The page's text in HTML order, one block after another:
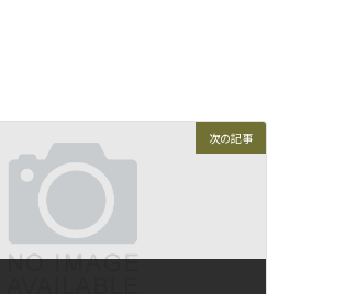
次の記事